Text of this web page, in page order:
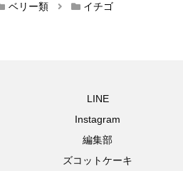
ベリー類 イチゴ
LINE
Instagram
編集部
ズコットケーキ